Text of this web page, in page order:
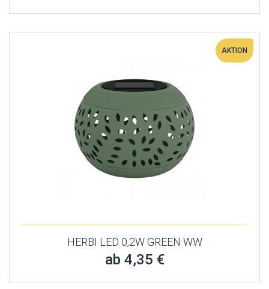
AKTION
HERBI LED 0,2W GREEN WW
ab 4,35 €